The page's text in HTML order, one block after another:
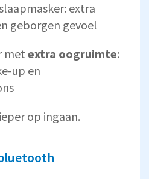
extra
geborgen gevoel
met extra oogruimte:
up en
op ingaan.